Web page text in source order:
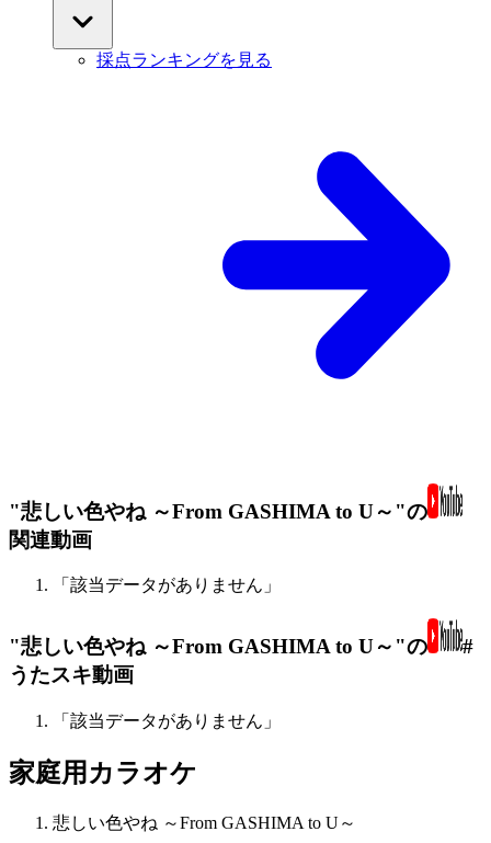
採点ランキングを見る
"悲しい色やね ～From GASHIMA to U～"の
関連動画
「該当データがありません」
"悲しい色やね ～From GASHIMA to U～"の
#
うたスキ動画
「該当データがありません」
家庭用カラオケ
悲しい色やね ～From GASHIMA to U～